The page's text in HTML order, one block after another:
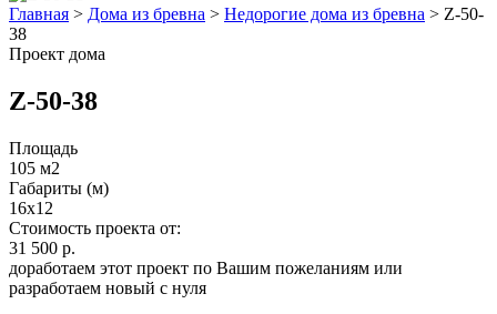
Главная > Дома из бревна > Недорогие дома из бревна > Z-50-
38
Проект дома
Z-50-38
Площадь
105 м2
Габариты (м)
16x12
Стоимость проекта от:
31 500 р.
доработаем этот проект по Вашим пожеланиям или
разработаем новый с нуля